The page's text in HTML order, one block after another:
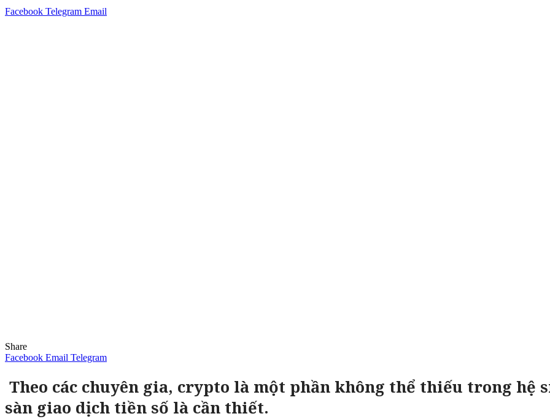
Facebook Telegram Email
Share
Facebook Email Telegram
Theo các chuyên gia, crypto là một phần không thể thiếu trong hệ
sàn giao dịch tiền số là cần thiết.